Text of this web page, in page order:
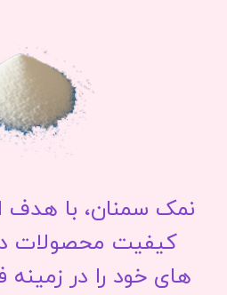
نمک سمنان، با هدف
کیفیت محصولات
های خود را در